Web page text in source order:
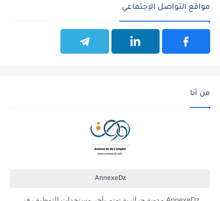
مواقع التواصل الإجتماعي
من أنا
AnnexeDz